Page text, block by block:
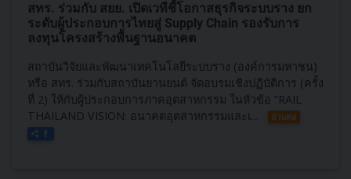
สทร. ร่วมกับ สยย. เปิดเวทีชี้โอกาสธุรกิจระบบราง ยก
ระดับผู้ประกอบการไทยสู่ Supply Chain รองรับการ
ลงทุนโครงสร้างพื้นฐานอนาคต
สถาบันวิจัยและพัฒนาเทคโนโลยีระบบราง (องค์การมหาชน)
หรือ สทร. ร่วมกับสถาบันยานยนต์ จัดอบรมเชิงปฏิบัติการ (ครั้ง
ที่ 2) ให้กับผู้ประกอบการภาคอุตสาหกรรม ในหัวข้อ “RAIL
THAILAND VISION: อนาคตอุตสาหกรรมและเ...
อ่านต่อ